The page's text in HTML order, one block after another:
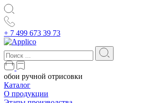
+ 7 499 673 39 73
обои ручной отрисовки
Каталог
О продукции